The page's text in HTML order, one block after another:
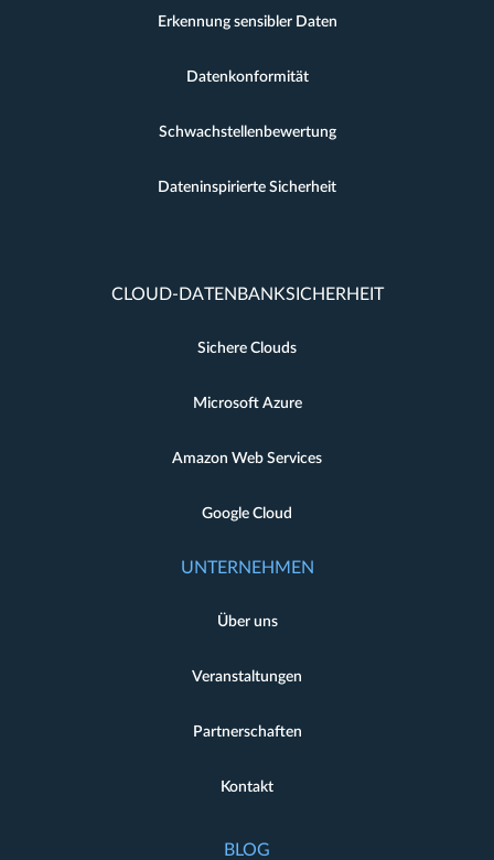
Erkennung sensibler Daten
Datenkonformität
Schwachstellenbewertung
Dateninspirierte Sicherheit
CLOUD-DATENBANKSICHERHEIT
Sichere Clouds
Microsoft Azure
Amazon Web Services
Google Cloud
UNTERNEHMEN
Über uns
Veranstaltungen
Partnerschaften
Kontakt
BLOG